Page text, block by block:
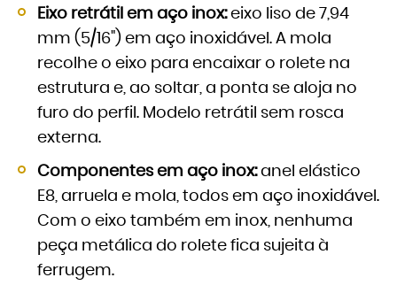
Eixo retrátil em aço inox:eixo liso de 7,94
mm (5/16") em aço inoxidável. A mola
recolhe o eixo para encaixar o rolete na
estrutura e, ao soltar, a ponta se aloja no
furo do perfil. Modelo retrátil sem rosca
externa.
Componentes em aço inox:anel elástico
E8, arruela e mola, todos em aço inoxidável.
Com o eixo também em inox, nenhuma
peça metálica do rolete fica sujeita à
ferrugem.